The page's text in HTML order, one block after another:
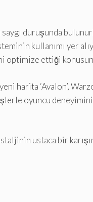
duruşunda
kullanımı yer
optimize ettiği
harita ‘Avalon’,
oyuncu deneyimini
ustaca bir